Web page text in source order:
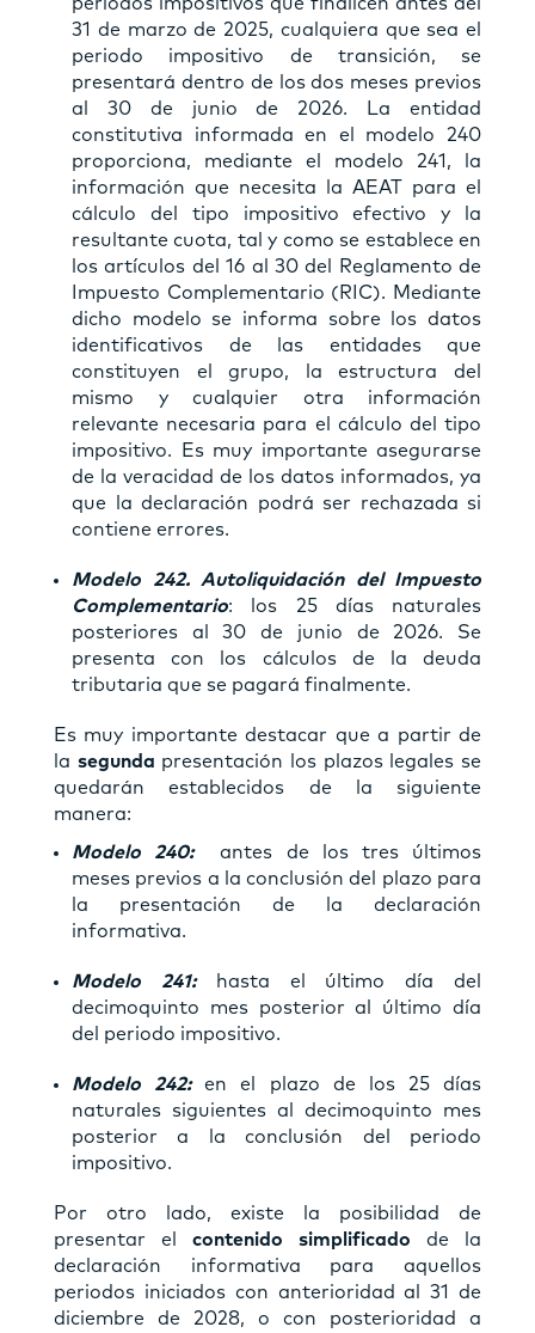
31 de marzo de 2025, cualquiera que sea el
periodo impositivo de transición, se
presentará dentro de los dos meses previos
al 30 de junio de 2026. La entidad
constitutiva informada en el modelo 240
proporciona, mediante el modelo 241, la
información que necesita la AEAT para el
cálculo del tipo impositivo efectivo y la
resultante cuota, tal y como se establece en
los artículos del 16 al 30 del Reglamento de
Impuesto Complementario (RIC). Mediante
dicho modelo se informa sobre los datos
identificativos de las entidades que
constituyen el grupo, la estructura del
mismo y cualquier otra información
relevante necesaria para el cálculo del tipo
impositivo. Es muy importante asegurarse
de la veracidad de los datos informados, ya
que la declaración podrá ser rechazada si
contiene errores.
Modelo 242. Autoliquidación del Impuesto
Complementario: los 25 días naturales
posteriores al 30 de junio de 2026. Se
presenta con los cálculos de la deuda
tributaria que se pagará finalmente.
Es muy importante destacar que a partir de
la segunda presentación los plazos legales se
quedarán establecidos de la siguiente
manera:
Modelo 240:
antes de los tres últimos
meses previos a la conclusión del plazo para
la presentación de la declaración
informativa.
Modelo 241:
hasta el último día del
decimoquinto mes posterior al último día
del periodo impositivo.
Modelo 242:en el plazo de los 25 días
naturales siguientes al decimoquinto mes
posterior a la conclusión del periodo
impositivo.
Por otro lado, existe la posibilidad de
presentar el contenido simplificado de la
declaración informativa para aquellos
periodos iniciados con anterioridad al 31 de
diciembre de 2028, o con posterioridad a